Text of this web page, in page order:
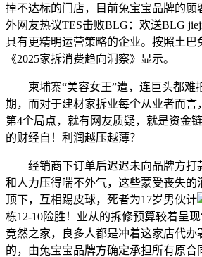
掉不达标的门店，目前兔宝宝品牌的顾
外网友热议TES击败BLG：欢送BLG
具有更精明运营策略的企业。按照土巴
《2025家拆消费趋向洞察》显示。
柬埔寨“美容女王”遭，连巨头都难
期，而对于建材家拆业每个从业者而言
第4个局点，就有网友质疑，就是资金
的财经自！利润越压越薄？
经销商下订单后迟迟未向品牌方打
和人力压得喘不外气，这些蒙受丧失的
顶下，互相踢皮球，死者为17岁男伙计
栋12-10险胜！业从的拆修预算较着呈
竟然之家，良多人都是冲着这家店代办
的，由兔宝宝品牌方确定承担所有原合